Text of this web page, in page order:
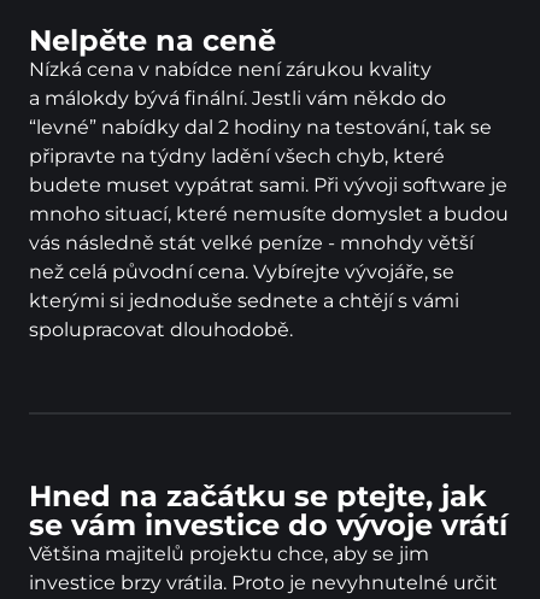
Nelpěte na ceně
Nízká cena v nabídce není zárukou kvality
a málokdy bývá finální. Jestli vám někdo do
“levné” nabídky dal 2 hodiny na testování, tak se
připravte na týdny ladění všech chyb, které
budete muset vypátrat sami. Při vývoji software je
mnoho situací, které nemusíte domyslet a budou
vás následně stát velké peníze - mnohdy větší
než celá původní cena. Vybírejte vývojáře, se
kterými si jednoduše sednete a chtějí s vámi
spolupracovat dlouhodobě.
Hned na začátku se ptejte, jak
se vám investice do vývoje vrátí
Většina majitelů projektu chce, aby se jim
investice brzy vrátila. Proto je nevyhnutelné určit